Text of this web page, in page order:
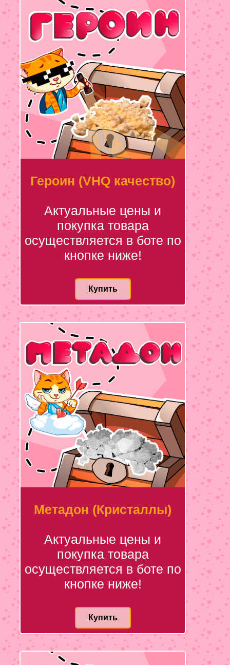
Героин (VHQ качество)
Актуальные цены и
покупка товара
осуществляется в боте по
кнопке ниже!
Купить
Метадон (Кристаллы)
Актуальные цены и
покупка товара
осуществляется в боте по
кнопке ниже!
Купить